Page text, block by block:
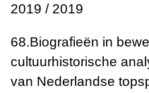
2019 / 2019
68.Biografieën in
cultuurhistorische
van Nederlandse